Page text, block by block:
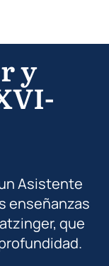
y
Asistente
enseñanzas
que